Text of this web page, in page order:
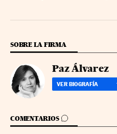
SOBRE LA FIRMA
Paz Álvarez
VER BIOGRAFÍA
COMENTARIOS
IR A LOS COMENTARIOS